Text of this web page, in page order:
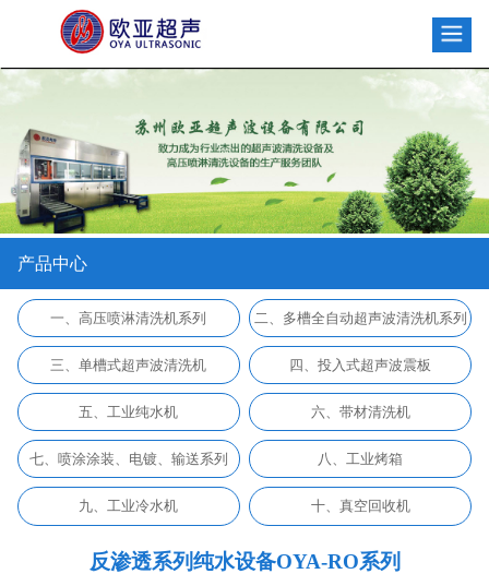
产品中心
一、高压喷淋清洗机系列 二、多槽全自动超声波清洗机系列
三、单槽式超声波清洗机 四、投入式超声波震板
五、工业纯水机 六、带材清洗机
七、喷涂涂装、电镀、输送系列 八、工业烤箱
九、工业冷水机 十、真空回收机
反渗透系列纯水设备OYA-RO系列